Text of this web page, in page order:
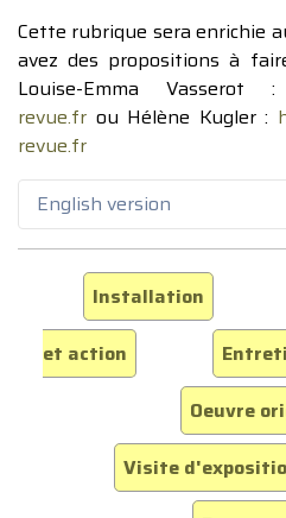
Cette rubrique sera enrichie
avez des propositions à
Louise-Emma Vasserot
revue.fr ou Hélène Kugler :
revue.fr
English version
Installation
et action
Oeuvre
Visite